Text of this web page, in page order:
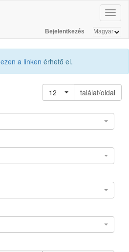
Bejelentkezés
ezen a linken érhető el.
12
találat/oldal